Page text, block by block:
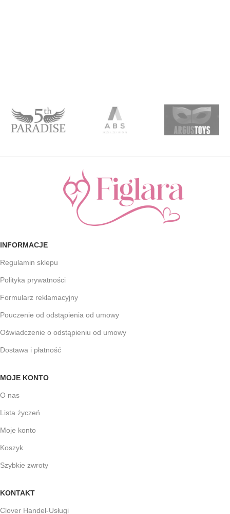
INFORMACJE
Regulamin sklepu
Polityka prywatności
Formularz reklamacyjny
Pouczenie od odstąpienia od umowy
Oświadczenie o odstąpieniu od umowy
Dostawa i płatność
MOJE KONTO
O nas
Lista życzeń
Moje konto
Koszyk
Szybkie zwroty
KONTAKT
Clover Handel-Usługi